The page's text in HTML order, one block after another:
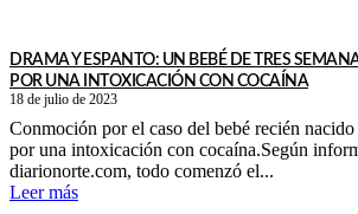
DRAMA Y ESPANTO: UN BEBÉ DE TRES
POR UNA INTOXICACIÓN CON COCAÍNA
18 de julio de 2023
Conmoción por el caso del bebé recién
por una intoxicación con cocaína.Según
diarionorte.com, todo comenzó el...
Leer más